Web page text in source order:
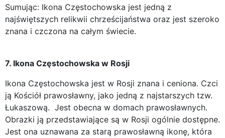
Sumując: Ikona Częstochowska jest jedną z
najświętszych relikwii chrześcijaństwa oraz jest szeroko
znana i czczona na całym świecie.
7. Ikona Częstochowska w Rosji
Ikona Częstochowska jest w Rosji znana i ceniona. Czci
ją Kościół prawosławny, jako jedną z najstarszych tzw.
Łukaszową. Jest obecna w domach prawosławnych.
Obrazki ją przedstawiające są w Rosji ogólnie dostępne.
Jest ona uznawana za starą prawosławną ikonę, która